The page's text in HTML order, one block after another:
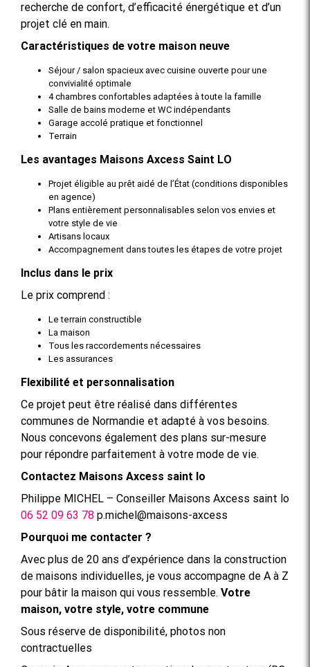
recherche de confort, d’efficacité énergétique et d’un
projet clé en main.
Caractéristiques de votre maison neuve
Séjour / salon spacieux avec cuisine ouverte pour une
convivialité optimale
4 chambres confortables adaptées à toute la famille
Salle de bains moderne et WC indépendants
Garage accolé pratique et fonctionnel
Terrain
Les avantages Maisons Axcess Saint LO
Projet éligible au prêt aidé de l’État (conditions disponibles
en agence)
Plans entièrement personnalisables selon vos envies et
votre style de vie
Artisans locaux
Accompagnement dans toutes les étapes de votre projet
Inclus dans le prix
Le prix comprend :
Le terrain constructible
La maison
Tous les raccordements nécessaires
Les assurances
Flexibilité et personnalisation
Ce projet peut être réalisé dans différentes
communes de Normandie et adapté à vos besoins.
Nous concevons également des plans sur-mesure
pour répondre parfaitement à votre mode de vie.
Contactez Maisons Axcess saint lo
Philippe MICHEL – Conseiller Maisons Axcess saint lo
06 52 09 63 78 p.michel@maisons-axcess
Pourquoi me contacter ?
Avec plus de 20 ans d’expérience dans la construction
de maisons individuelles, je vous accompagne de A à Z
pour bâtir la maison qui vous ressemble. Votre
maison, votre style, votre commune
Sous réserve de disponibilité, photos non
contractuelles